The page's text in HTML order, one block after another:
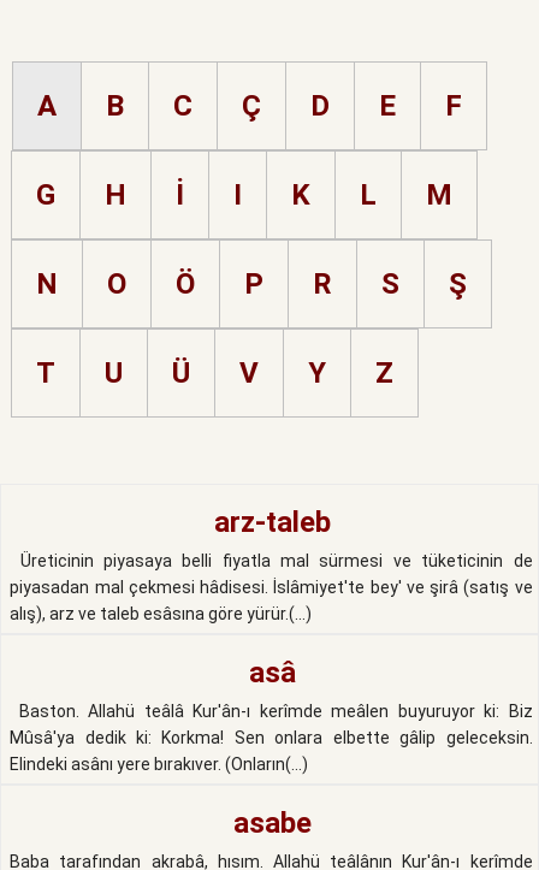
A B C Ç D E F
G H İ I K L M
N O Ö P R S Ş
T U Ü V Y Z
arz-taleb
Üreticinin piyasaya belli fiyatla mal sürmesi ve tüketicinin de
piyasadan mal çekmesi hâdisesi. İslâmiyet'te bey' ve şirâ (satış ve
alış), arz ve taleb esâsına göre yürür.(...)
asâ
Baston. Allahü teâlâ Kur'ân-ı kerîmde meâlen buyuruyor ki: Biz
Mûsâ'ya dedik ki: Korkma! Sen onlara elbette gâlip geleceksin.
Elindeki asânı yere bırakıver. (Onların(...)
asabe
Baba tarafından akrabâ, hısım. Allahü teâlânın Kur'ân-ı kerîmde